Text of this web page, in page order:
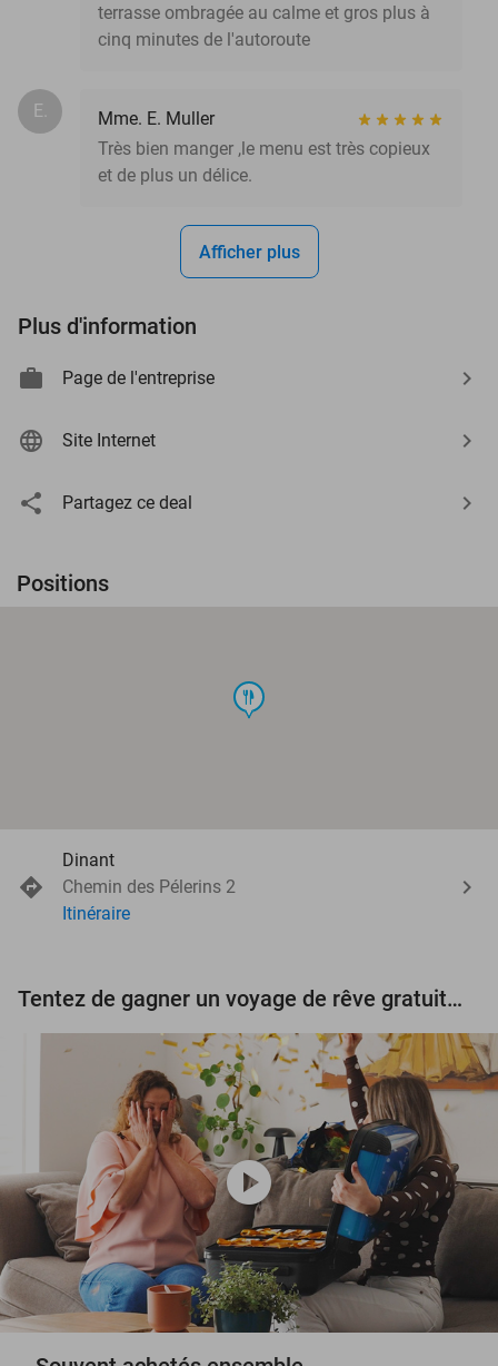
terrasse ombragée au calme et gros plus à
cinq minutes de l'autoroute
E.
Mme. E. Muller
Très bien manger ,le menu est très copieux
et de plus un délice.
Afficher plus
Plus d'information
Page de l'entreprise
Site Internet
Partagez ce deal
Positions
food
Dinant
Chemin des Pélerins 2
Itinéraire
Tentez de gagner un voyage de rêve gratuit d'une valeur de 3.000 € !
play_circle